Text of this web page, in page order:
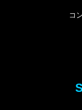
コ